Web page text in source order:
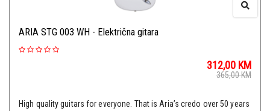
ARIA STG 003 WH - Električna gitara
312,00 KM
365,00KM
High quality guitars for everyone. That is Aria’s credo over 50 years